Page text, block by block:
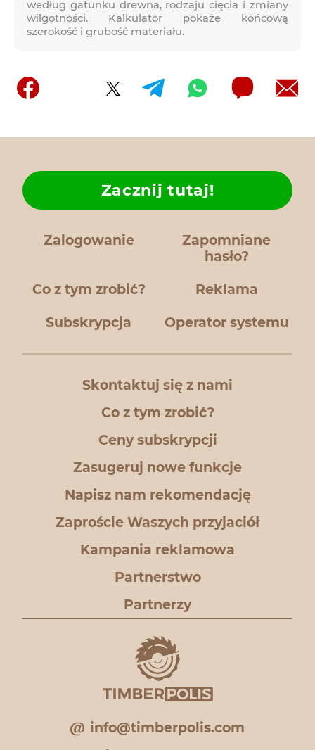
według gatunku drewna, rodzaju cięcia i zmiany
wilgotności. Kalkulator pokaże końcową
szerokość i grubość materiału.
Zalogowanie
Zapomniane
hasło?
Co z tym zrobić?
Zacznij tutaj!
Reklama
Subskrypcja Operator systemu
Skontaktuj się z nami
Co z tym zrobić?
Ceny subskrypcji
Zasugeruj nowe funkcje
Napisz nam rekomendację
Zaproście Waszych przyjaciół
Kampania reklamowa
Partnerstwo
Partnerzy
info@timberpolis.com